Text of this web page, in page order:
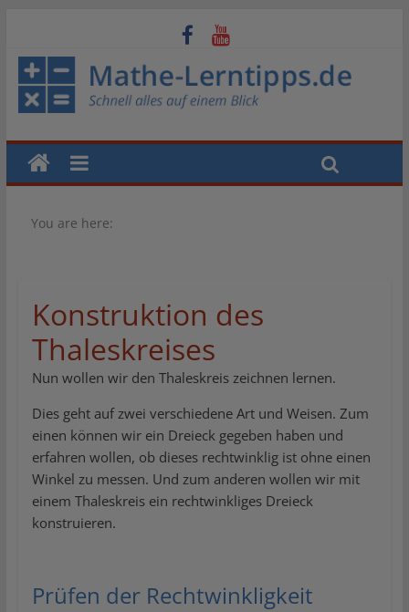
You are here:
Konstruktion des
Thaleskreises
Nun wollen wir den Thaleskreis zeichnen lernen.
Dies geht auf zwei verschiedene Art und Weisen. Zum
einen können wir ein Dreieck gegeben haben und
erfahren wollen, ob dieses rechtwinklig ist ohne einen
Winkel zu messen. Und zum anderen wollen wir mit
einem Thaleskreis ein rechtwinkliges Dreieck
konstruieren.
Prüfen der Rechtwinkligkeit